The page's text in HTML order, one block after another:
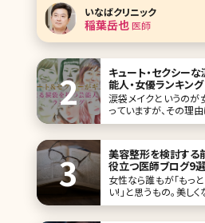
ット、治療方法を紹介し
グスレッドを検討する
てみてくださいね。 目次
いなばクリニック
稲葉岳也医師
キュート・セクシー
能人・女優ランキング
涙袋メイクというの
っていますが、その理
象をかなり左右する
テる女性のポイントと
す。 芸能人もこの涙袋がある人が多く、
その人ならではの、か
ーさの象徴になって
です。今回は
美容整形を検討する
役立つ医師ブログ9選
女性なら誰もが「もっ
い!」と思うもの。美し
には化粧品を使った